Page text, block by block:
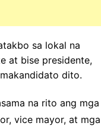
sa lokal na
at bise presidente,
dito.
na rito ang mga
vice mayor, at mga